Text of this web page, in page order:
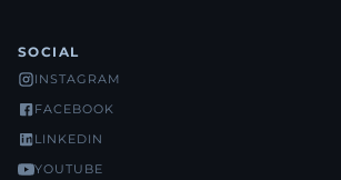
SOCIAL
INSTAGRAM
FACEBOOK
LINKEDIN
YOUTUBE